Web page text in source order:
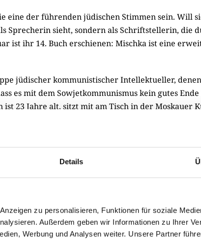
Details
zu personalisieren, Funktionen für soziale
Außerdem geben wir Informationen zu Ihrer
Werbung und Analysen weiter. Unsere Partner
eine der führenden jüdischen Stimmen sein. Will
Sprecherin sieht, sondern als Schriftstellerin, die
ist ihr 14. Buch erschienen: Mischka ist eine
jüdischer kommunistischer Intellektueller,
es mit dem Sowjetkommunismus kein gutes
23 Jahre alt, sitzt mit am Tisch in der Moskauer
mütterliche Gefühle für das Mädchen aus Ost-
dem „ganzen sozialistischen System“: Es sei nur
eine „Gesellschaft der Heuchelei und
Verbrechen“ geführt.
Bundesdeutsche Nachkriegsgeschichte weht
Kontext.
sind Dichter und Dissidenten, die mit Heinrich